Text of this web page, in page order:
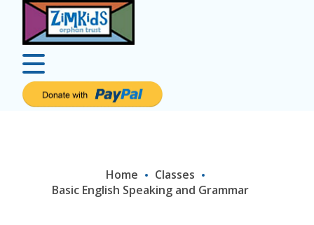
Home
Classes
Basic English Speaking and Grammar